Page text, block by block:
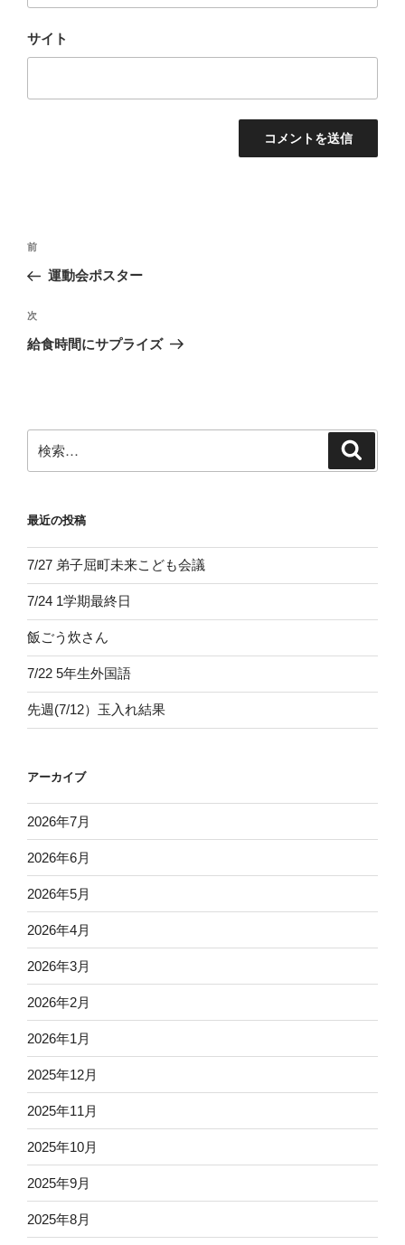
サイト
投
ナ
ビ
ゲ
ン
前
の
稿
前
運動会ポスター
次
の
次
給食時間にサプライズ
索:
最近の投稿
7/27 弟子屈町未来こども会議
7/24 1学期最終日
飯ごう炊さん
7/22 5年生外国語
先週(7/12）玉入れ結果
アーカイブ
2026年7月
2026年6月
2026年5月
2026年4月
2026年3月
2026年2月
2026年1月
2025年12月
2025年11月
2025年10月
2025年9月
2025年8月